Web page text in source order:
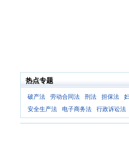
热点专题
破产法 劳动合同法 刑法 担保法
安全生产法
电子商务法 行政诉讼法